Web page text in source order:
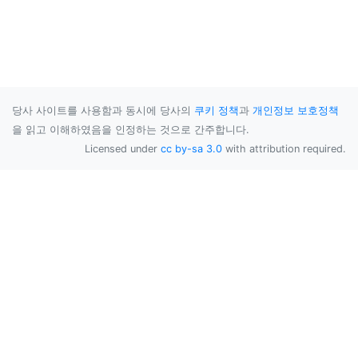
당사 사이트를 사용함과 동시에 당사의 쿠키 정책과 개인정보 보호정책
을 읽고 이해하였음을 인정하는 것으로 간주합니다.
Licensed under cc by-sa 3.0 with attribution required.